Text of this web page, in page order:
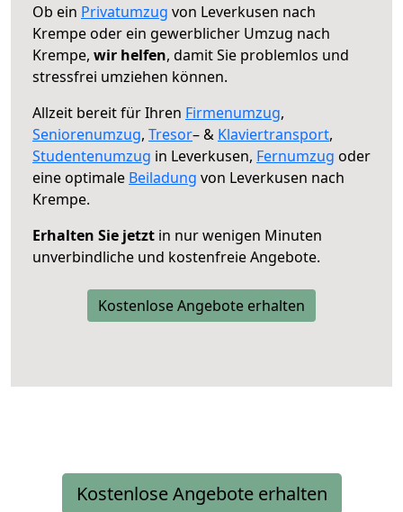
Ob ein Privatumzug von Leverkusen nach
Krempe oder ein gewerblicher Umzug nach
Krempe, wir helfen, damit Sie problemlos und
stressfrei umziehen können.
Allzeit bereit für Ihren Firmenumzug,
Seniorenumzug, Tresor– & Klaviertransport,
Studentenumzug in Leverkusen, Fernumzug oder
eine optimale Beiladung von Leverkusen nach
Krempe.
Erhalten Sie jetzt in nur wenigen Minuten
unverbindliche und kostenfreie Angebote.
Kostenlose Angebote erhalten
Kostenlose Angebote erhalten